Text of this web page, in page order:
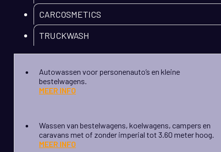
CARCOSMETICS
TRUCKWASH
Autowassen voor personenauto’s en kleine
bestelwagens.
MEER INFO
Wassen van bestelwagens, koelwagens, campers en
caravans met of zonder imperial tot 3.60 meter hoog.
MEER INFO